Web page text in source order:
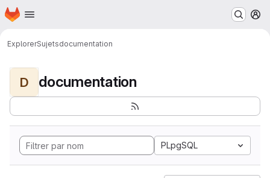
Passer au contenu principal
Page d'accueil
ExplorerSujetsdocumentation
D documentation
PLpgSQL